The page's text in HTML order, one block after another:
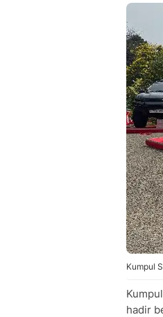
Kumpul
hadir